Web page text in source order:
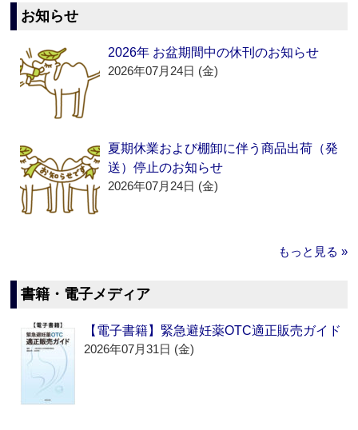
お知らせ
2026年 お盆期間中の休刊のお知らせ
2026年07月24日 (金)
夏期休業および棚卸に伴う商品出荷（発
送）停止のお知らせ
2026年07月24日 (金)
もっと見る »
書籍・電子メディア
【電子書籍】緊急避妊薬OTC適正販売ガイド
2026年07月31日 (金)